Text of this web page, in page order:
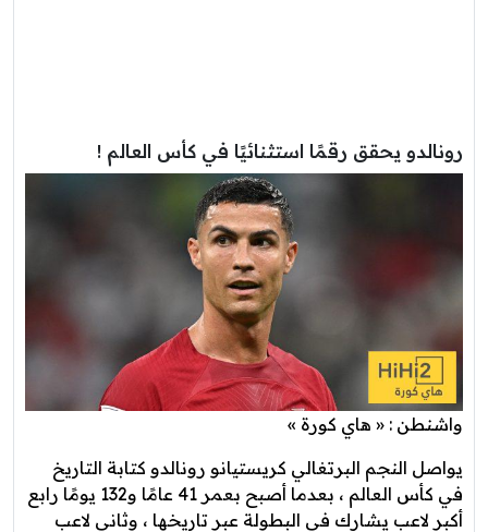
رونالدو يحقق رقمًا استثنائيًا في كأس العالم !
واشنطن : « هاي كورة »
يواصل النجم البرتغالي كريستيانو رونالدو كتابة التاريخ
في كأس العالم ، بعدما أصبح بعمر 41 عامًا و132 يومًا رابع
أكبر لاعب يشارك في البطولة عبر تاريخها ، وثاني لاعب